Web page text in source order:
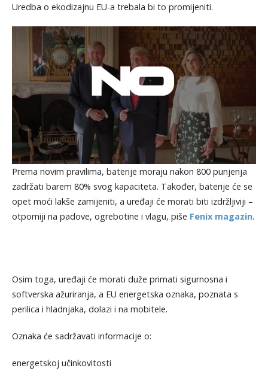
Uredba o ekodizajnu EU-a trebala bi to promijeniti.
Prema novim pravilima, baterije moraju nakon 800 punjenja
zadržati barem 80% svog kapaciteta. Također, baterije će se
opet moći lakše zamijeniti, a uređaji će morati biti izdržljiviji –
otporniji na padove, ogrebotine i vlagu, piše Fenix magazin.
Osim toga, uređaji će morati duže primati sigurnosna i
softverska ažuriranja, a EU energetska oznaka, poznata s
perilica i hladnjaka, dolazi i na mobitele.
Oznaka će sadržavati informacije o:
energetskoj učinkovitosti